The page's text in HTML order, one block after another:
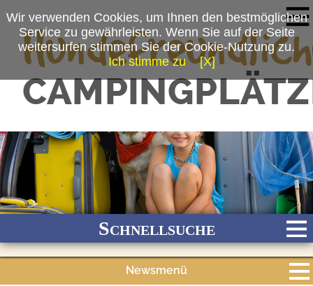
Schnellsuche
Newsmenü
Wir verwenden Cookies, um Ihnen den bestmöglichen
Service zu gewährleisten. Wenn Sie auf der Seite
weitersurfen stimmen Sie der Cookie-Nutzung zu.
Ich stimme zu
[X]